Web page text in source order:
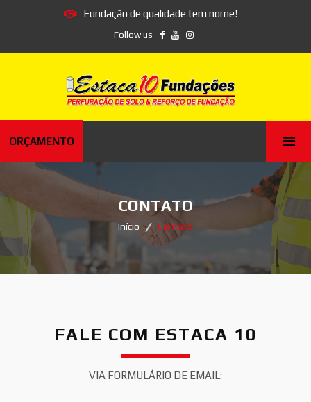
Fundação de qualidade tem nome!
Follow us
ORÇAMENTO
CONTATO
Início Contato
FALE COM ESTACA 10
VIA FORMULÁRIO DE EMAIL: